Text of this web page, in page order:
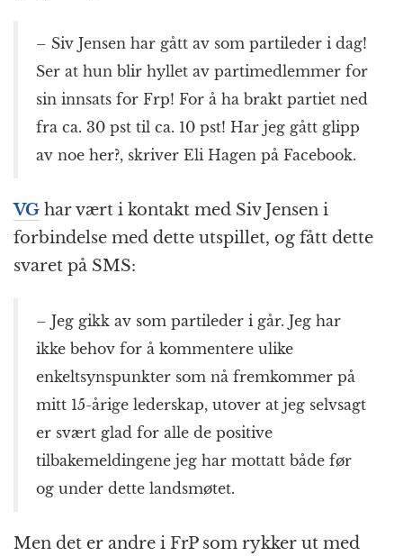
– Siv Jensen har gått av som partileder i dag!
Ser at hun blir hyllet av partimedlemmer for
sin innsats for Frp! For å ha brakt partiet ned
fra ca. 30 pst til ca. 10 pst! Har jeg gått glipp
av noe her?, skriver Eli Hagen på Facebook.
VG har vært i kontakt med Siv Jensen i
forbindelse med dette utspillet, og fått dette
svaret på SMS:
– Jeg gikk av som partileder i går. Jeg har
ikke behov for å kommentere ulike
enkeltsynspunkter som nå fremkommer på
mitt 15-årige lederskap, utover at jeg selvsagt
er svært glad for alle de positive
tilbakemeldingene jeg har mottatt både før
og under dette landsmøtet.
Men det er andre i FrP som rykker ut med